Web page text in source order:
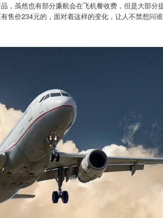
，虽然也有部分廉航会在飞机餐收费，但是大部分
售价234元的，面对着这样的变化，让人不禁想问